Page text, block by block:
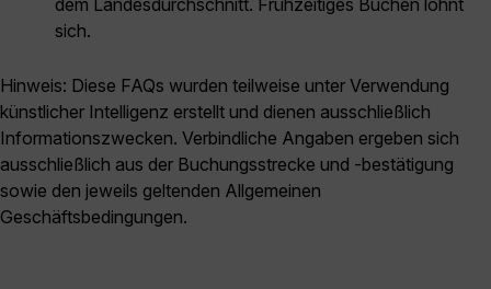
dem Landesdurchschnitt. Frühzeitiges Buchen lohnt
sich.
Hinweis: Diese FAQs wurden teilweise unter Verwendung
künstlicher Intelligenz erstellt und dienen ausschließlich
Informationszwecken. Verbindliche Angaben ergeben sich
ausschließlich aus der Buchungsstrecke und -bestätigung
sowie den jeweils geltenden Allgemeinen
Geschäftsbedingungen.